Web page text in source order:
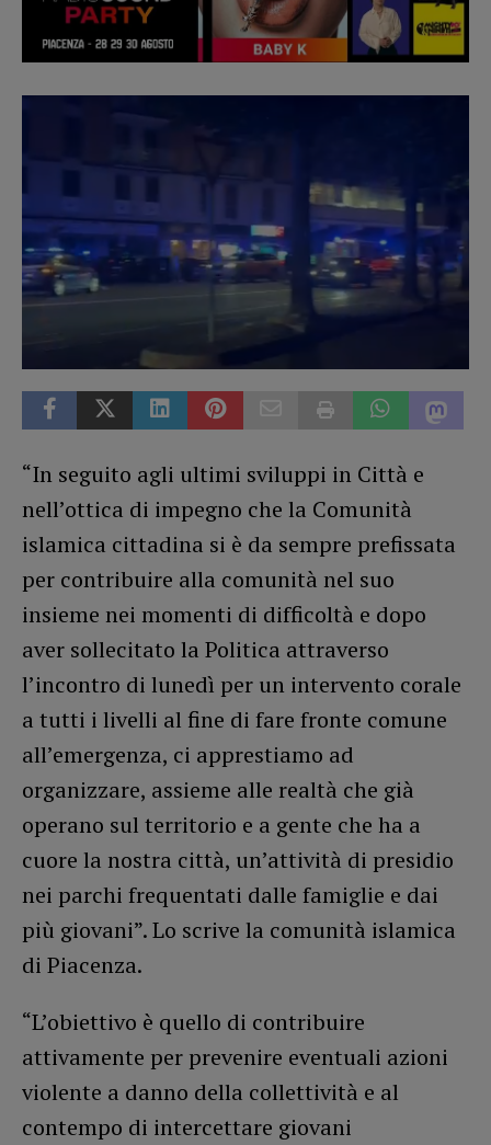
“In seguito agli ultimi sviluppi in Città e
nell’ottica di impegno che la Comunità
islamica cittadina si è da sempre prefissata
per contribuire alla comunità nel suo
insieme nei momenti di difficoltà e dopo
aver sollecitato la Politica attraverso
l’incontro di lunedì per un intervento corale
a tutti i livelli al fine di fare fronte comune
all’emergenza, ci apprestiamo ad
organizzare, assieme alle realtà che già
operano sul territorio e a gente che ha a
cuore la nostra città, un’attività di presidio
nei parchi frequentati dalle famiglie e dai
più giovani”. Lo scrive la comunità islamica
di Piacenza.
“L’obiettivo è quello di contribuire
attivamente per prevenire eventuali azioni
violente a danno della collettività e al
contempo di intercettare giovani